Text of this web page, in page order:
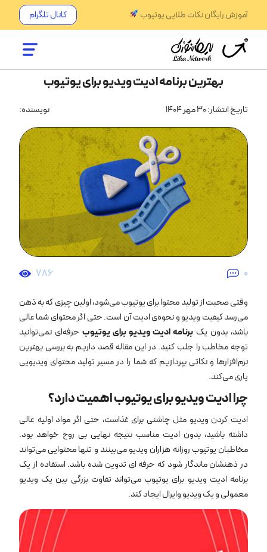
آموزش رایگان نکات طلایی یوتیوب کانال تلگرام
بهترین برنامه ادیت ویدیو برای یوتیوب
تاریخ انتشار: 30 مهر 1404 نویسنده:
0
786
وقتی صحبت از تولید محتوا برای یوتیوب می‌شود، اولین چیزی که به ذهن
می‌رسد کیفیت ویدیو و نحوه‌ی ادیت آن است. حتی اگر محتوای شما عالی
باشد، بدون یک برنامه ادیت ویدیو برای یوتیوب حرفه‌ای نمی‌توانید
توجه مخاطب را جلب کنید. در این مقاله قصد داریم به بررسی بهترین
نرم‌افزارها و نکاتی بپردازیم که شما را در مسیر تولید محتوای ویدیویی
یاری می‌کند.
چرا ادیت ویدیو برای یوتیوب اهمیت دارد؟
ادیت کردن ویدیو مثل چاشنی برای غذاست، حتی اگر مواد اولیه عالی
داشته باشید، بدون ادیت مناسب نتیجه نهایی بی‌ روح خواهد بود.
مخاطبان یوتیوب روزانه هزاران ویدیو می‌بینند و تنها محتوایی می‌تواند
در ذهنشان ماندگار شود که حرفه ‌ای تدوین شده باشد. استفاده از یک
برنامه ادیت ویدیو برای یوتیوب می‌تواند تفاوت بزرگی بین یک ویدیو
معمولی و یک ویدیو وایرال ایجاد کند.